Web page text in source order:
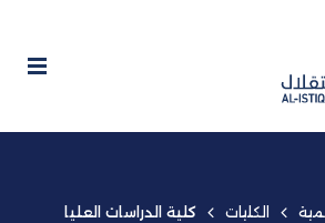
الكليات كلية الدراسات العليا